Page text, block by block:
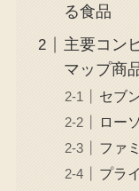
る食品
主要コン
マップ商
セブ
ロー
ファ
プラ